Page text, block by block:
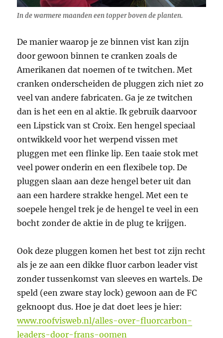
In de warmere maanden een topper boven de planten.
De manier waarop je ze binnen vist kan zijn
door gewoon binnen te cranken zoals de
Amerikanen dat noemen of te twitchen. Met
cranken onderscheiden de pluggen zich niet zo
veel van andere fabricaten. Ga je ze twitchen
dan is het een en al aktie. Ik gebruik daarvoor
een Lipstick van st Croix. Een hengel speciaal
ontwikkeld voor het werpend vissen met
pluggen met een flinke lip. Een taaie stok met
veel power onderin en een flexibele top. De
pluggen slaan aan deze hengel beter uit dan
aan een hardere strakke hengel. Met een te
soepele hengel trek je de hengel te veel in een
bocht zonder de aktie in de plug te krijgen.
Ook deze pluggen komen het best tot zijn recht
als je ze aan een dikke fluor carbon leader vist
zonder tussenkomst van sleeves en wartels. De
speld (een zware stay lock) gewoon aan de FC
geknoopt dus. Hoe je dat doet lees je hier:
www.roofvisweb.nl/alles-over-fluorcarbon-
leaders-door-frans-oomen